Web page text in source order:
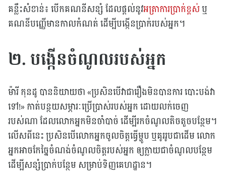
គន្លឹះសំខាន់៖ បើកគណនីសន្សំ ដែលផ្តល់នូវអត្រាការប្រាក់ខ្ពស់ឬ
គណនីបញ្ញើមានកាលកំណត់ ដើម្បីបង្កើនប្រាក់របស់អ្នក។
២. បង្កើនចំណូលរបស់អ្នក
ម៉ារី កុនដូ បាននិយាយថា «ប្រសិនបើវាជារឿងមិនបានការ បោះបង់វា
ទៅ!» កាត់បន្ថយសម្ភារៈប្រើប្រាស់របស់អ្នក ដោយលក់ចេញ
របស់ណា ដែលលោកអ្នកមិនចាំបាច់ ដើម្បីរកចំណូលតិចតួចបន្ថែម។
លើសពីនេះ ប្រសិនបើលោកអ្នកចូលចិត្តធ្វើម្ហូប ឬគូររូបជាដើម លោក
អ្នកអាចកែច្នៃចំណង់ចំណូលចិត្តរបស់អ្នក ឲ្យក្លាយជាចំណូលបន្ថែម
ដើម្បីសន្សំប្រាក់បន្ថែម សម្រាប់ទិញគេហដ្ឋាន។